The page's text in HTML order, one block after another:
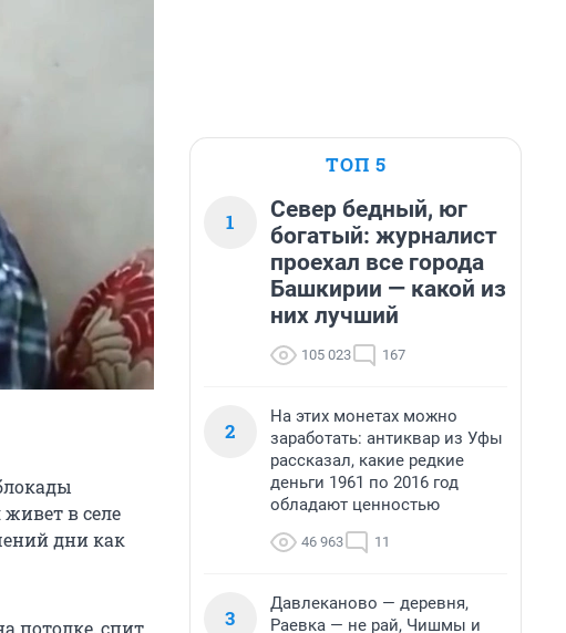
в селе
дни как
потолке, спит
ТОП 5
1
Север бедный, юг
богатый: журналист
проехал все города
Башкирии — какой из
них лучший
105 023 167
2
На этих монетах можно
заработать: антиквар из Уфы
рассказал, какие редкие
деньги 1961 по 2016 год
обладают ценностью
46 963 11
3
Давлеканово — деревня,
Раевка — не рай, Чишмы и